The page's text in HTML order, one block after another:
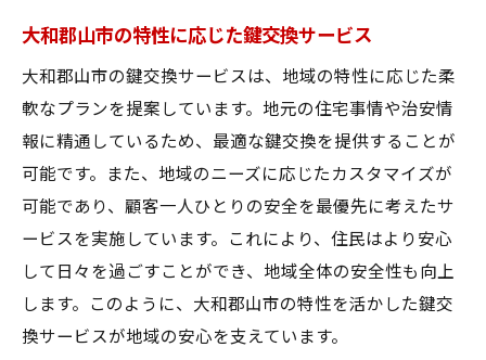
大和郡山市の特性に応じた鍵交換サービス
大和郡山市の鍵交換サービスは、地域の特性に応じた柔
軟なプランを提案しています。地元の住宅事情や治安情
報に精通しているため、最適な鍵交換を提供することが
可能です。また、地域のニーズに応じたカスタマイズが
可能であり、顧客一人ひとりの安全を最優先に考えたサ
ービスを実施しています。これにより、住民はより安心
して日々を過ごすことができ、地域全体の安全性も向上
します。このように、大和郡山市の特性を活かした鍵交
換サービスが地域の安心を支えています。